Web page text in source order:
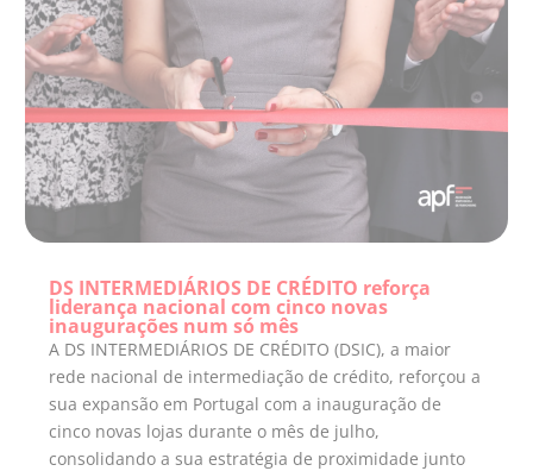
DS INTERMEDIÁRIOS DE CRÉDITO reforça
liderança nacional com cinco novas
inaugurações num só mês
A DS INTERMEDIÁRIOS DE CRÉDITO (DSIC), a maior
rede nacional de intermediação de crédito, reforçou a
sua expansão em Portugal com a inauguração de
cinco novas lojas durante o mês de julho,
consolidando a sua estratégia de proximidade junto